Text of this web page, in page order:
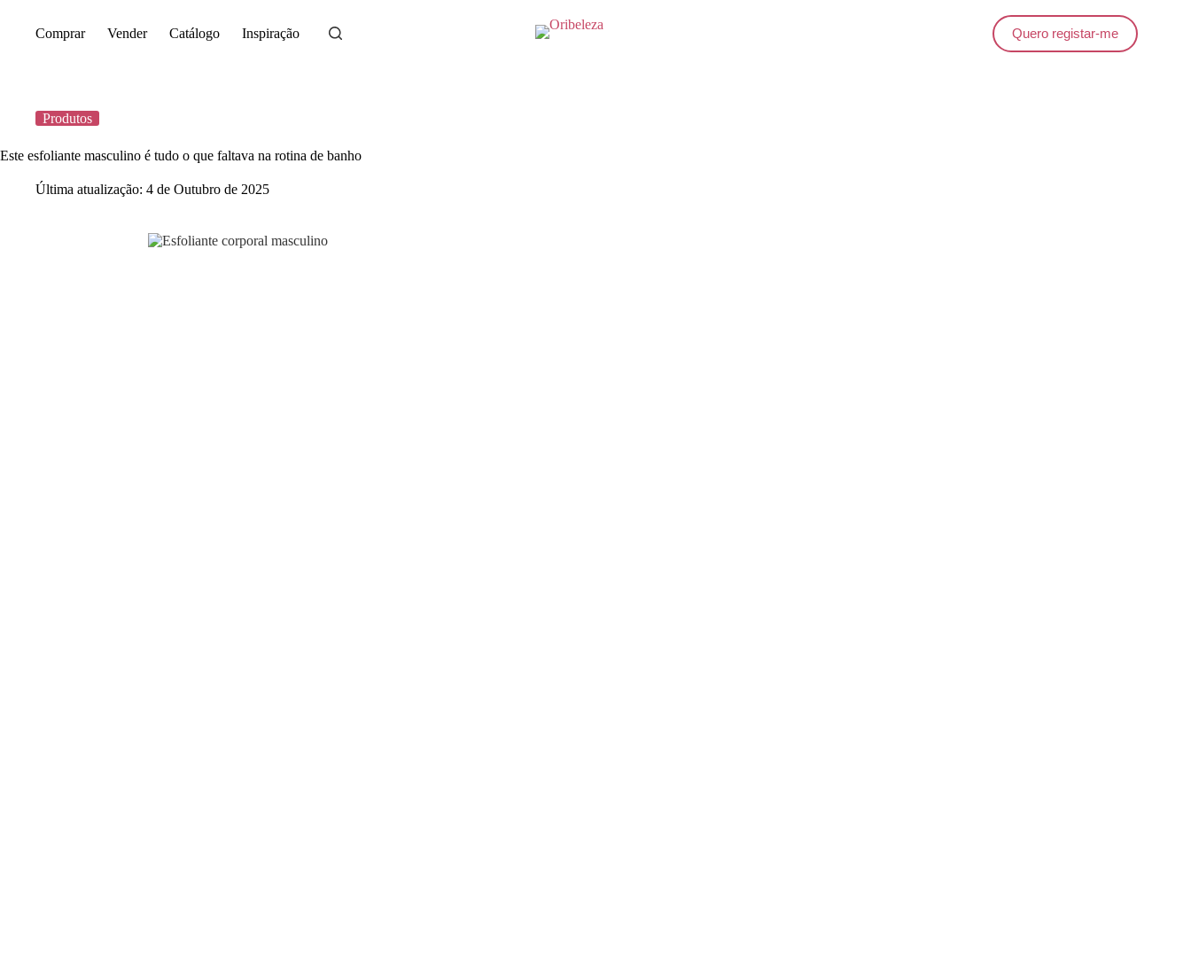
Comprar Vender Catálogo Inspiração Quero registar-me
Produtos
Este esfoliante masculino é tudo o que faltava na rotina de banho
Última atualização: 4 de Outubro de 2025